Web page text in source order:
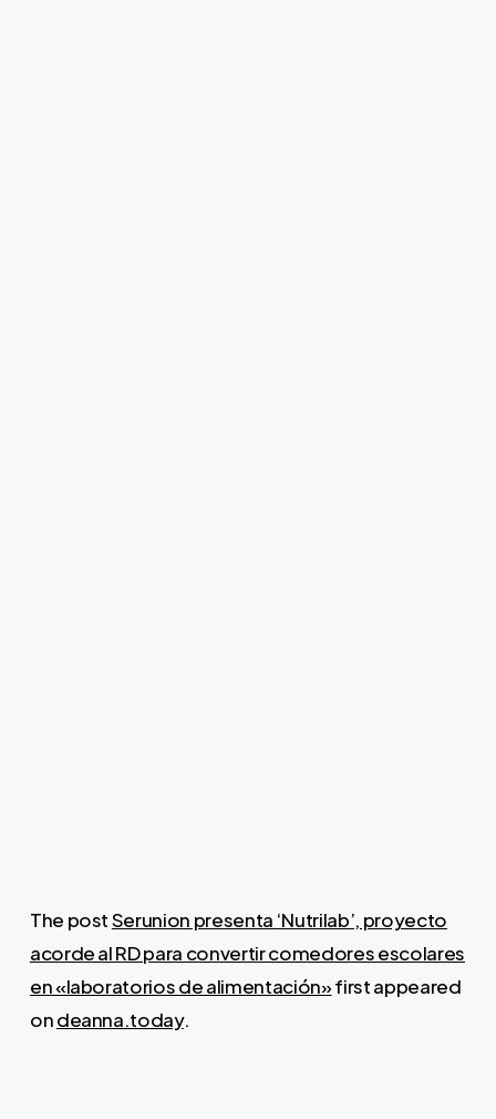
The postSerunion presenta ‘Nutrilab’, proyecto
acorde al RD para convertir comedores escolares
en «laboratorios de alimentación»first appeared
ondeanna.today.